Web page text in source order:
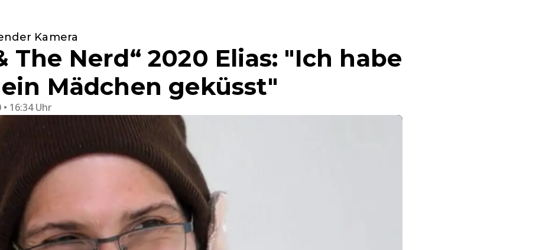
Kamera
The Nerd“ 2020 Elias: "Ich habe
Mädchen geküsst"
• 16:34 Uhr